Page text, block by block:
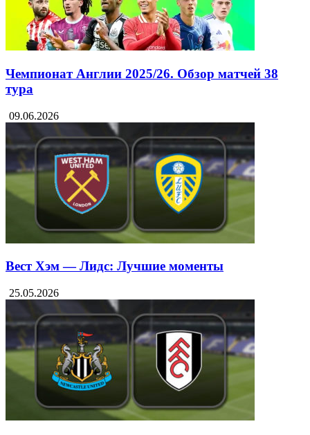
Чемпионат Англии 2025/26. Обзор матчей 38
тура
09.06.2026
Вест Хэм — Лидс: Лучшие моменты
25.05.2026